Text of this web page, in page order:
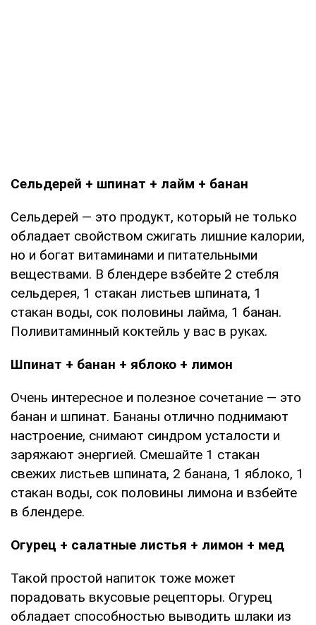
Сельдерей + шпинат + лайм + банан
Сельдерей — это продукт, который не только
обладает свойством сжигать лишние калории,
но и богат витаминами и питательными
веществами. В блендере взбейте 2 стебля
сельдерея, 1 стакан листьев шпината, 1
стакан воды, сок половины лайма, 1 банан.
Поливитаминный коктейль у вас в руках.
Шпинат + банан + яблоко + лимон
Очень интересное и полезное сочетание — это
банан и шпинат. Бананы отлично поднимают
настроение, снимают синдром усталости и
заряжают энергией. Смешайте 1 стакан
свежих листьев шпината, 2 банана, 1 яблоко, 1
стакан воды, сок половины лимона и взбейте
в блендере.
Огурец + салатные листья + лимон + мед
Такой простой напиток тоже может
порадовать вкусовые рецепторы. Огурец
обладает способностью выводить шлаки из